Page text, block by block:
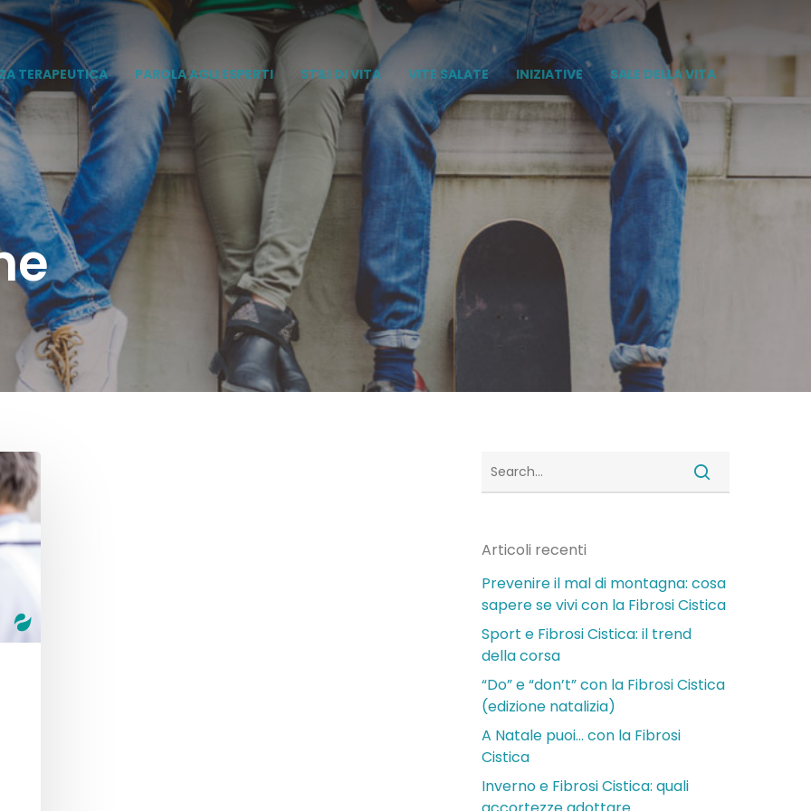
TERAPEUTICA PAROLA AGLI ESPERTI STILI DI VITA VITE SALATE INIZIATIVE SALE DELLA VITA
Articoli recenti
Prevenire il mal di montagna: cosa
sapere se vivi con la Fibrosi Cistica
Sport e Fibrosi Cistica: il trend
della corsa
“Do” e “don’t” con la Fibrosi Cistica
(edizione natalizia)
A Natale puoi… con la Fibrosi
Cistica
Inverno e Fibrosi Cistica: quali